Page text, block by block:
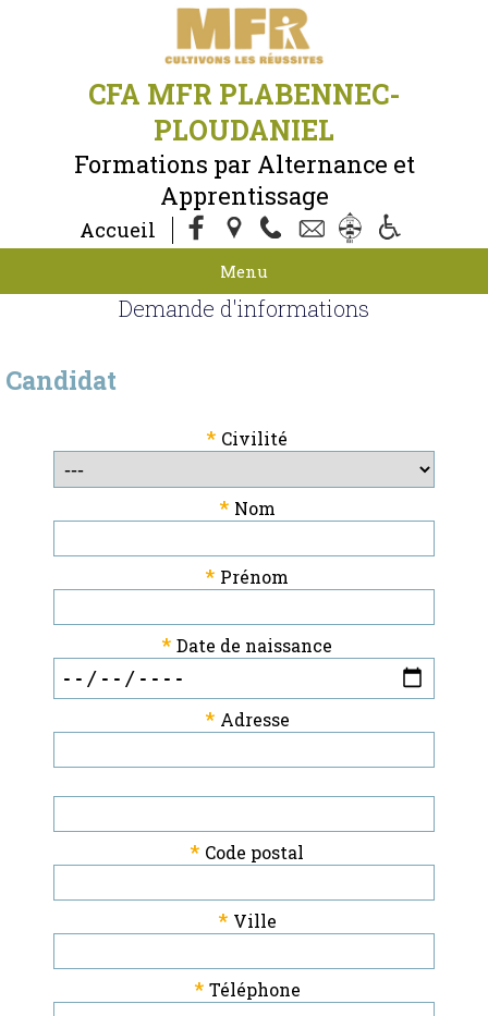
CFA MFR PLABENNEC-
PLOUDANIEL
Formations par Alternance et
Apprentissage
Accueil
Menu
Demande d'informations
Candidat
* Civilité
* Nom
* Prénom
* Date de naissance
* Adresse
* Code postal
* Ville
* Téléphone